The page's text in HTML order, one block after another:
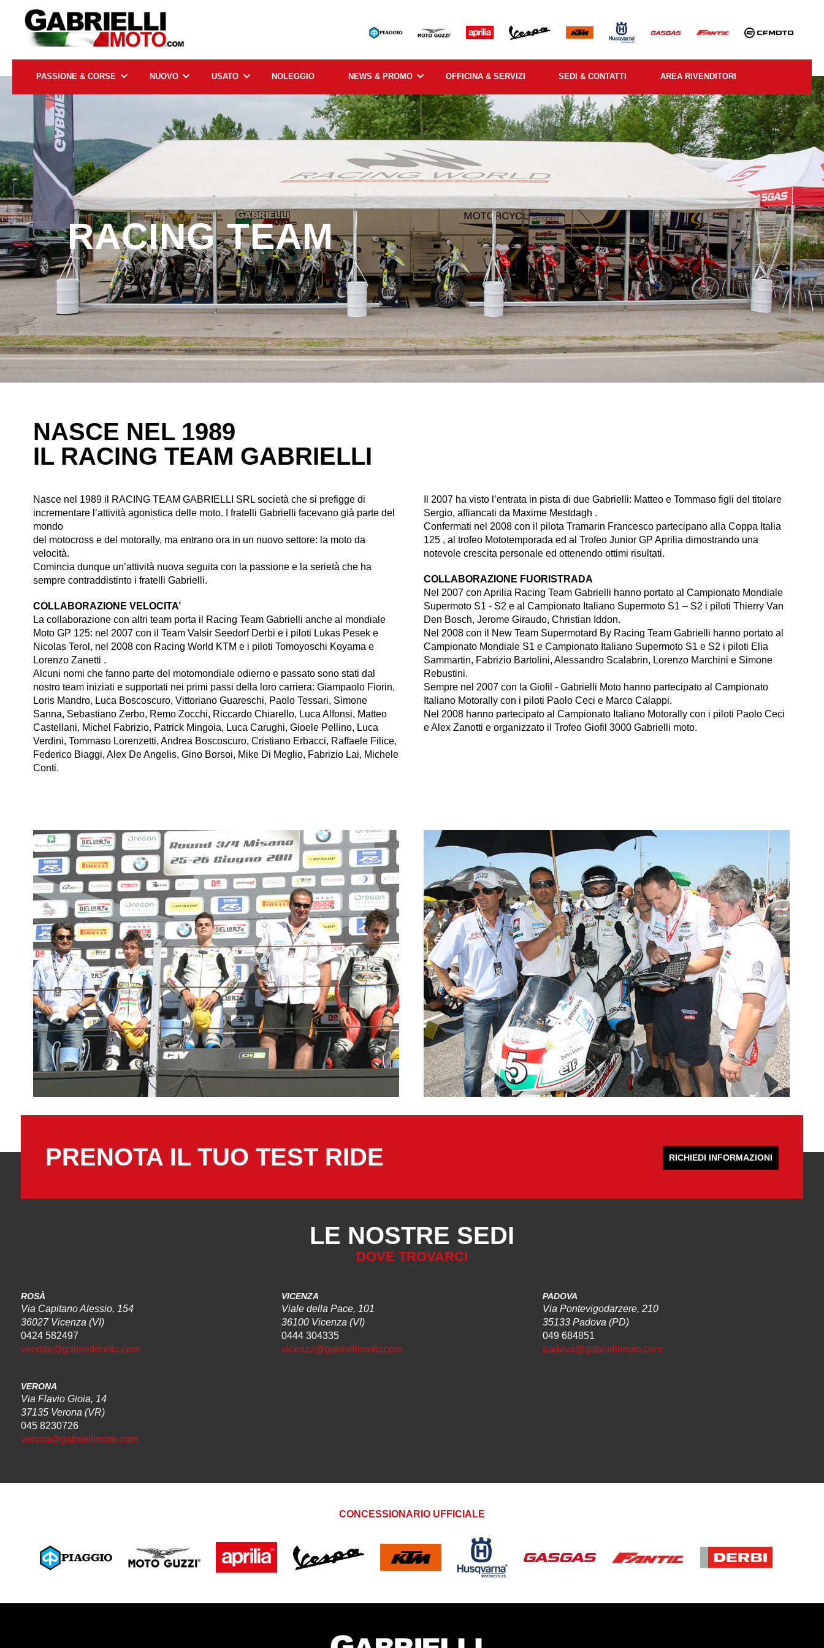
PASSIONE & CORSE NUOVO USATO NOLEGGIO NEWS & PROMO OFFICINA & SERVIZI SEDI & CONTATTI AREA RIVENDITORI
RACING TEAM
NASCE NEL 1989
IL RACING TEAM GABRIELLI
Nasce nel 1989 il RACING TEAM GABRIELLI SRL società che si prefigge di
incrementare l’attività agonistica delle moto. I fratelli Gabrielli facevano già parte del
mondo
del motocross e del motorally, ma entrano ora in un nuovo settore: la moto da
velocità.
Comincia dunque un’attività nuova seguita con la passione e la serietà che ha
sempre contraddistinto i fratelli Gabrielli.
COLLABORAZIONE VELOCITA’
La collaborazione con altri team porta il Racing Team Gabrielli anche al mondiale
Moto GP 125: nel 2007 con il Team Valsir Seedorf Derbi e i piloti Lukas Pesek e
Nicolas Terol, nel 2008 con Racing World KTM e i piloti Tomoyoschi Koyama e
Lorenzo Zanetti .
Alcuni nomi che fanno parte del motomondiale odierno e passato sono stati dal
nostro team iniziati e supportati nei primi passi della loro carriera: Giampaolo Fiorin,
Loris Mandro, Luca Boscoscuro, Vittoriano Guareschi, Paolo Tessari, Simone
Sanna, Sebastiano Zerbo, Remo Zocchi, Riccardo Chiarello, Luca Alfonsi, Matteo
Castellani, Michel Fabrizio, Patrick Mingoia, Luca Carughi, Gioele Pellino, Luca
Verdini, Tommaso Lorenzetti, Andrea Boscoscuro, Cristiano Erbacci, Raffaele Filice,
Federico Biaggi, Alex De Angelis, Gino Borsoi, Mike Di Meglio, Fabrizio Lai, Michele
Conti.
Il 2007 ha visto l’entrata in pista di due Gabrielli: Matteo e Tommaso figli del titolare
Sergio, affiancati da Maxime Mestdagh .
Confermati nel 2008 con il pilota Tramarin Francesco partecipano alla Coppa Italia
125 , al trofeo Mototemporada ed al Trofeo Junior GP Aprilia dimostrando una
notevole crescita personale ed ottenendo ottimi risultati.
COLLABORAZIONE FUORISTRADA
Nel 2007 con Aprilia Racing Team Gabrielli hanno portato al Campionato Mondiale
Supermoto S1 - S2 e al Campionato Italiano Supermoto S1 – S2 i piloti Thierry Van
Den Bosch, Jerome Giraudo, Christian Iddon.
Nel 2008 con il New Team Supermotard By Racing Team Gabrielli hanno portato al
Campionato Mondiale S1 e Campionato Italiano Supermoto S1 e S2 i piloti Elia
Sammartin, Fabrizio Bartolini, Alessandro Scalabrin, Lorenzo Marchini e Simone
Rebustini.
Sempre nel 2007 con la Giofil - Gabrielli Moto hanno partecipato al Campionato
Italiano Motorally con i piloti Paolo Ceci e Marco Calappi.
Nel 2008 hanno partecipato al Campionato Italiano Motorally con i piloti Paolo Ceci
e Alex Zanotti e organizzato il Trofeo Giofil 3000 Gabrielli moto.
PRENOTA IL TUO TEST RIDE RICHIEDI INFORMAZIONI
LE NOSTRE SEDI
DOVE TROVARCI
ROSÀ
Via Capitano Alessio, 154
36027 Vicenza (VI)
0424 582497
vendite@gabriellimoto.com
VICENZA
Viale della Pace, 101
36100 Vicenza (VI)
0444 304335
vicenza@gabriellimoto.com
PADOVA
Via Pontevigodarzere, 210
35133 Padova (PD)
049 684851
padova@gabriellimoto.com
VERONA
Via Flavio Gioia, 14
37135 Verona (VR)
045 8230726
verona@gabriellimoto.com
CONCESSIONARIO UFFICIALE